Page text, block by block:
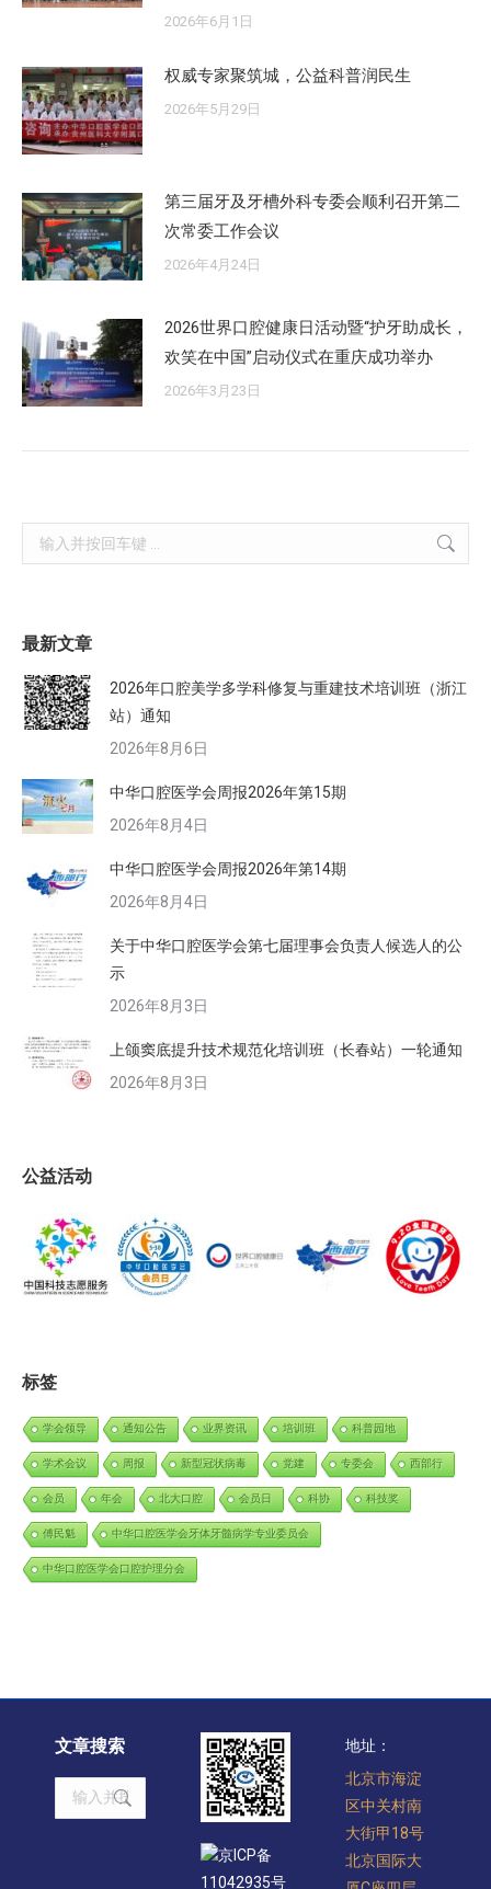
2026年6月1日
权威专家聚筑城，公益科普润民生
2026年5月29日
第三届牙及牙槽外科专委会顺利召开第二
次常委工作会议
2026年4月24日
2026世界口腔健康日活动暨“护牙助成长，
欢笑在中国”启动仪式在重庆成功举办
2026年3月23日
Search:
最新文章
2026年口腔美学多学科修复与重建技术培训班（浙江
站）通知
2026年8月6日
中华口腔医学会周报2026年第15期
2026年8月4日
中华口腔医学会周报2026年第14期
2026年8月4日
关于中华口腔医学会第七届理事会负责人候选人的公
示
2026年8月3日
上颌窦底提升技术规范化培训班（长春站）一轮通知
2026年8月3日
公益活动
标签
学会领导 通知公告 业界资讯 培训班 科普园地
学术会议 周报 新型冠状病毒 党建 专委会 西部行
会员 年会 北大口腔 会员日 科协 科技奖
傅民魁 中华口腔医学会牙体牙髓病学专业委员会
中华口腔医学会口腔护理分会
文章搜索
Search:
京ICP备
11042935号
地址：
北京市海淀
区中关村南
大街甲18号
北京国际大